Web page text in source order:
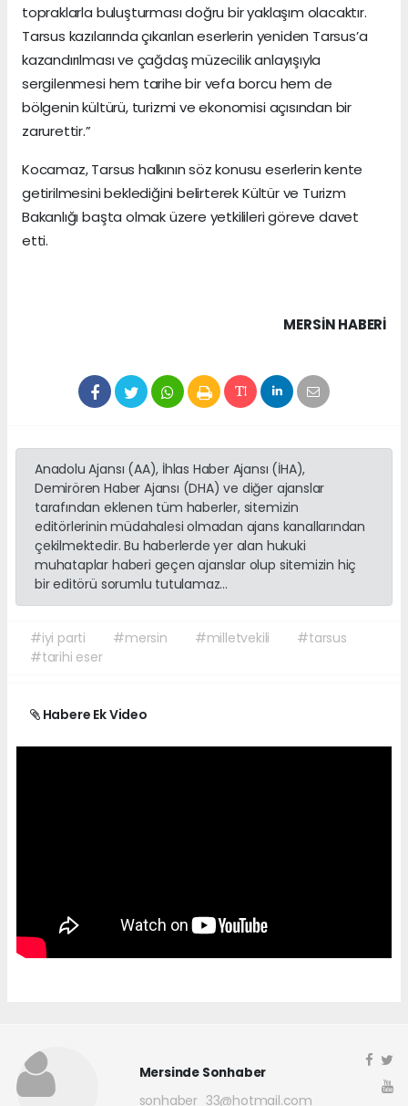
topraklarla buluşturması doğru bir yaklaşım olacaktır.
Tarsus kazılarında çıkarılan eserlerin yeniden Tarsus’a
kazandırılması ve çağdaş müzecilik anlayışıyla
sergilenmesi hem tarihe bir vefa borcu hem de
bölgenin kültürü, turizmi ve ekonomisi açısından bir
zarurettir.”
Kocamaz, Tarsus halkının söz konusu eserlerin kente
getirilmesini beklediğini belirterek Kültür ve Turizm
Bakanlığı başta olmak üzere yetkilileri göreve davet
etti.
MERSIN HABERİ
Anadolu Ajansı (AA), İhlas Haber Ajansı (İHA),
Demirören Haber Ajansı (DHA) ve diğer ajanslar
tarafından eklenen tüm haberler, sitemizin
editörlerinin müdahalesi olmadan ajans kanallarından
çekilmektedir. Bu haberlerde yer alan hukuki
muhataplar haberi geçen ajanslar olup sitemizin hiç
bir editörü sorumlu tutulamaz...
#iyi parti #mersin #milletvekili
#tarsus
#tarihi eser
Habere Ek Video
Mersinde Sonhaber
sonhaber_33@hotmail.com